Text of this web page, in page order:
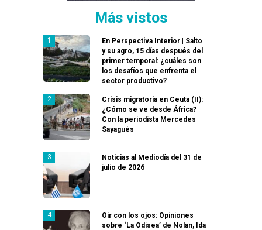
Más vistos
En Perspectiva Interior | Salto
y su agro, 15 días después del
primer temporal: ¿cuáles son
los desafíos que enfrenta el
sector productivo?
Crisis migratoria en Ceuta (II):
¿Cómo se ve desde África?
Con la periodista Mercedes
Sayagués
Noticias al Mediodía del 31 de
julio de 2026
Oír con los ojos: Opiniones
sobre ‘La Odisea’ de Nolan, Ida